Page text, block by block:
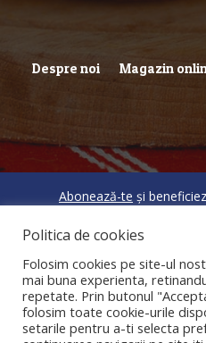
Despre noi Magazin
Abonează-te și
Politica de cookies
Folosim cookies pe site-ul
mai buna experienta,
repetate. Prin butonul
folosim toate cookie-urile
setarile pentru a-ti selecta